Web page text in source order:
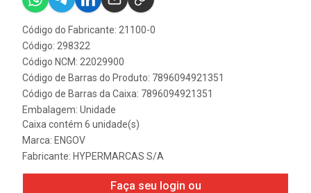
Código do Fabricante: 21100-0
Código: 298322
Código NCM: 22029900
Código de Barras do Produto: 7896094921351
Código de Barras da Caixa: 7896094921351
Embalagem: Unidade
Caixa contém 6 unidade(s)
Marca: ENGOV
Fabricante: HYPERMARCAS S/A
Faça seu login ou